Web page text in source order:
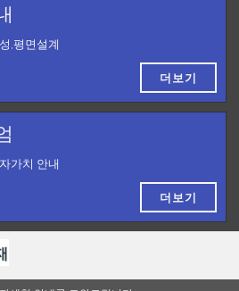
,평면설계
더보기
가치 안내
더보기